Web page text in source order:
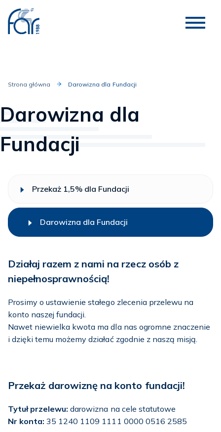
Strona główna Darowizna dla Fundacji
Darowizna dla
Fundacji
Działaj razem z nami na rzecz osób z
niepełnosprawnością!
Prosimy o ustawienie stałego zlecenia przelewu na
konto naszej fundacji.
Nawet niewielka kwota ma dla nas ogromne znaczenie
i dzięki temu możemy działać zgodnie z naszą misją.
Przekaż darowiznę na konto fundacji!
Tytuł przelewu: darowizna na cele statutowe
Nr konta: 35 1240 1109 1111 0000 0516 2585
Przekaż 1,5% dla Fundacji
Darowizna dla Fundacji